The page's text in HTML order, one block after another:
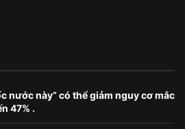
nước này” có thể giảm nguy cơ mắc
47% .